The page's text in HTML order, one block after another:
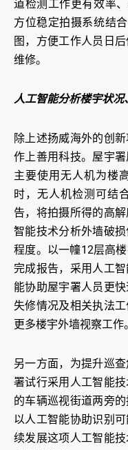
道检测工作更有效率
方位稳定拍摄系统结
图，方便工作人员日
维修。
人工智能分析楼宇状况
除上述扬威海外的创
作上善用科技。屋宇
主要使用无人机为楼
时，无人机检测可结
告，将拍摄所得的高
智能技术分析外墙破
程度。以一幢12层高
完成报告，采用人工
能协助屋宇署人员更
失修情况及相关执法
更多楼宇外墙视察工作。
另一方面，为提升巡
署试行采用人工智能
的车辆巡视街道两旁
以人工智能协助识别
续发展这项人工智能